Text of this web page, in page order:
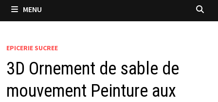
MENU
EPICERIE SUCREE
3D Ornement de sable de
mouvement Peinture aux